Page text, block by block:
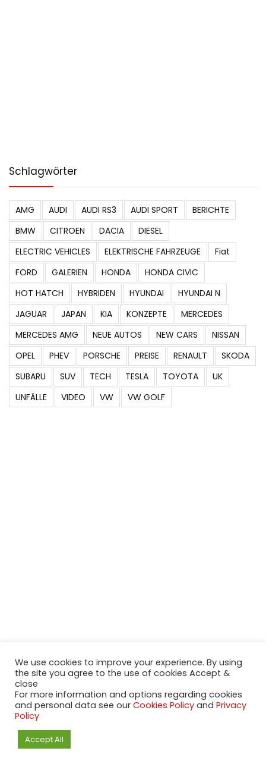
Schlagwörter
AMG AUDI AUDI RS3 AUDI SPORT
BERICHTE
BMW
CITROEN DACIA
DIESEL
ELECTRIC VEHICLES
ELEKTRISCHE FAHRZEUGE
Fiat
FORD
GALERIEN HONDA
HONDA CIVIC
HOT HATCH
HYBRIDEN HYUNDAI
HYUNDAI N
JAGUAR
JAPAN KIA KONZEPTE
MERCEDES
MERCEDES AMG
NEUE AUTOS NEW CARS
NISSAN
OPEL
PHEV PORSCHE PREISE RENAULT
SKODA
SUBARU
SUV TECH TESLA TOYOTA
UK
UNFÄLLE
VIDEO VW VW GOLF
2020-2023 NeueModelleAutos.de. KaripNetwork - All rights
We use cookies to improve your experience. By using
the site you agree to the use of cookies Accept &
close
For more information and options regarding cookies
and personal data see our Cookies Policy and Privacy
Policy
Accept All